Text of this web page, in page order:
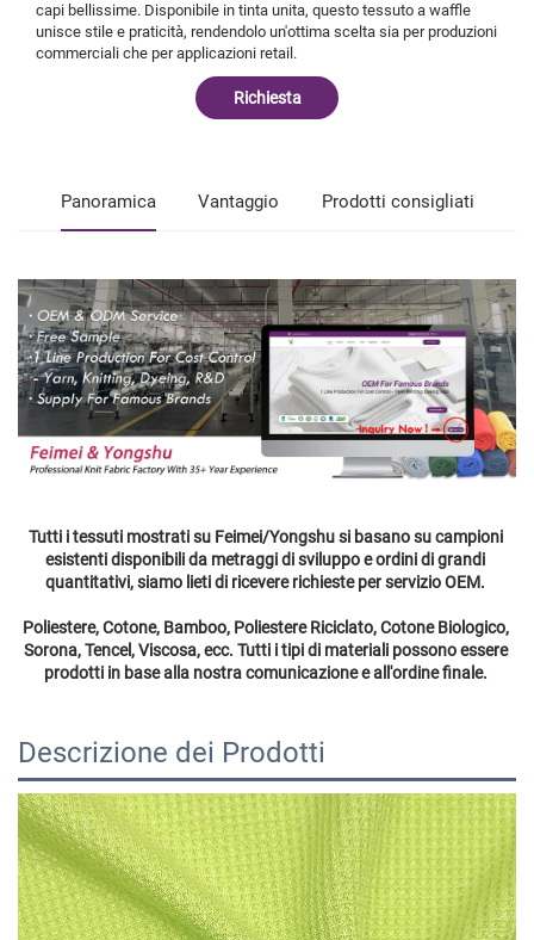
capi bellissime. Disponibile in tinta unita, questo tessuto a waffle
unisce stile e praticità, rendendolo un'ottima scelta sia per produzioni
commerciali che per applicazioni retail.
Richiesta
Panoramica Vantaggio Prodotti consigliati
Tutti i tessuti mostrati su Feimei/Yongshu si basano su campioni
esistenti disponibili da metraggi di sviluppo e ordini di grandi
quantitativi, siamo lieti di ricevere richieste per servizio OEM.
Poliestere, Cotone, Bamboo, Poliestere Riciclato, Cotone Biologico,
Sorona, Tencel, Viscosa, ecc. Tutti i tipi di materiali possono essere
prodotti in base alla nostra comunicazione e all'ordine finale.
Descrizione dei Prodotti